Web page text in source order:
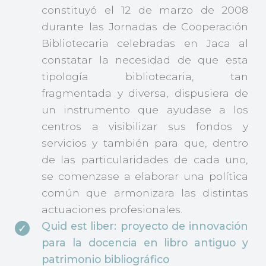
constituyó el 12 de marzo de 2008
durante las Jornadas de Cooperación
Bibliotecaria celebradas en Jaca al
constatar la necesidad de que esta
tipología bibliotecaria, tan
fragmentada y diversa, dispusiera de
un instrumento que ayudase a los
centros a visibilizar sus fondos y
servicios y también para que, dentro
de las particularidades de cada uno,
se comenzase a elaborar una política
común que armonizara las distintas
actuaciones profesionales.
Quid est liber: proyecto de innovación
para la docencia en libro antiguo y
patrimonio bibliográfico